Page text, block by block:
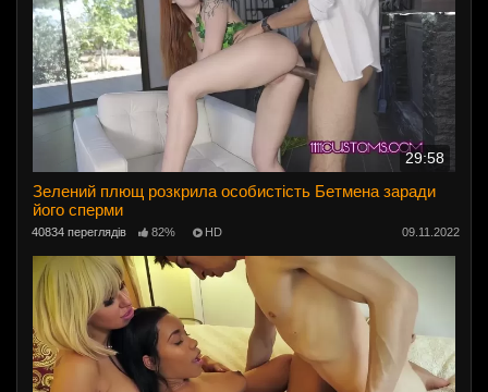
29:58
Зелений плющ розкрила особистість Бетмена заради
його сперми
40834 переглядів 82% HD 09.11.2022